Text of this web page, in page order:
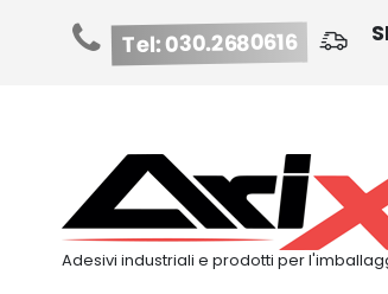
Tel: 030.2680616
contenuto
Adesivi industriali e prodotti per